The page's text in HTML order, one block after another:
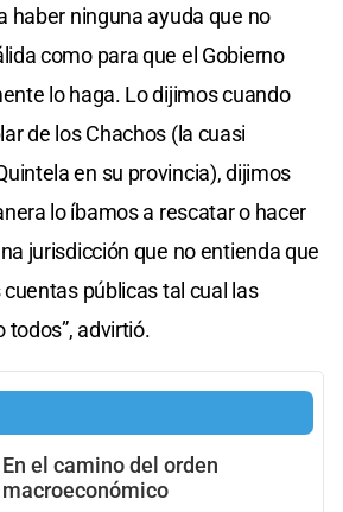
haber ninguna ayuda que no
como para que el Gobierno
lo haga. Lo dijimos cuando
de los Chachos (la cuasi
en su provincia), dijimos
lo íbamos a rescatar o hacer
jurisdicción que no entienda que
públicas tal cual las
advirtió.
En el camino del orden
macroeconómico